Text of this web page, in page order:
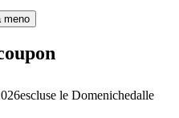
escluse le Domenichedalle